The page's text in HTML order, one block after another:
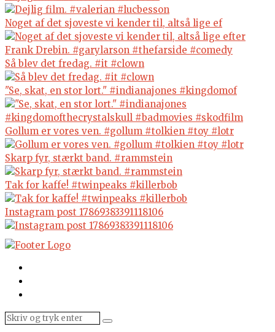
Noget af det sjoveste vi kender til, altså lige ef
Så blev det fredag. #it #clown
"Se, skat, en stor lort." #indianajones #kingdomof
Gollum er vores ven. #gollum #tolkien #toy #lotr
Skarp fyr, stærkt band. #rammstein
Tak for kaffe! #twinpeaks #killerbob
Instagram post 17869383391118106